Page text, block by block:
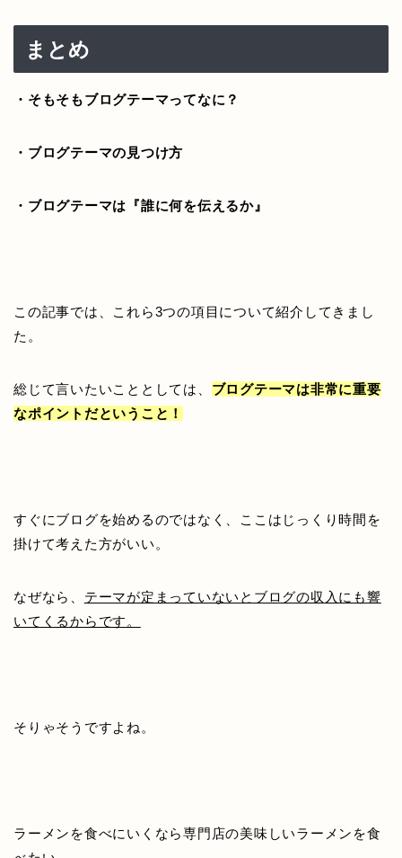
まとめ
・そもそもブログテーマってなに？
・ブログテーマの見つけ方
・ブログテーマは『誰に何を伝えるか』
この記事では、これら3つの項目について紹介してきまし
た。
総じて言いたいこととしては、 ブログテーマは非常に重要
なポイントだということ！
すぐにブログを始めるのではなく、ここはじっくり時間を
掛けて考えた方がいい。
なぜなら、 テーマが定まっていないとブログの収入にも響
いてくるからです。
そりゃそうですよね。
ラーメンを食べにいくなら専門店の美味しいラーメンを食